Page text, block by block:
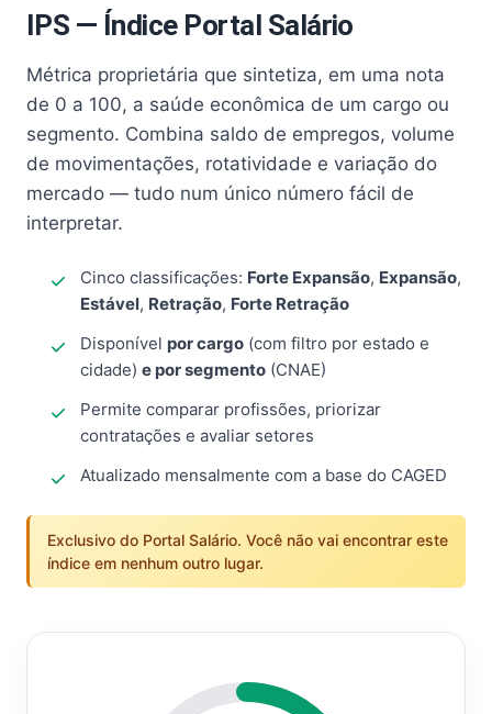
IPS — Índice Portal Salário
Métrica proprietária que sintetiza, em uma nota
de 0 a 100, a saúde econômica de um cargo ou
segmento. Combina saldo de empregos, volume
de movimentações, rotatividade e variação do
mercado — tudo num único número fácil de
interpretar.
Cinco classificações: Forte Expansão, Expansão,
Estável, Retração, Forte Retração
Disponível por cargo (com filtro por estado e
cidade) e por segmento (CNAE)
Permite comparar profissões, priorizar
contratações e avaliar setores
Atualizado mensalmente com a base do CAGED
Exclusivo do Portal Salário. Você não vai encontrar este
índice em nenhum outro lugar.